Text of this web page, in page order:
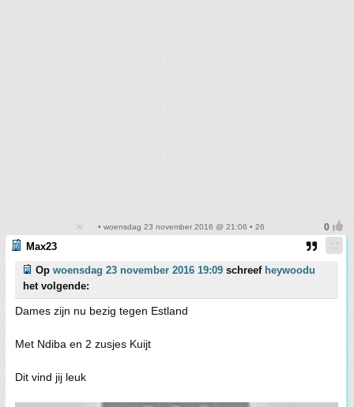
• woensdag 23 november 2016 @ 21:06 • 26
Max23
Op woensdag 23 november 2016 19:09 schreef heywoodu
het volgende:
Dames zijn nu bezig tegen Estland
Met Ndiba en 2 zusjes Kuijt
Dit vind jij leuk